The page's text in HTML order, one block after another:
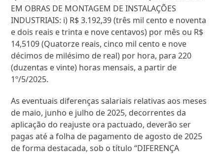
EM OBRAS DE MONTAGEM DE INSTALAÇÕES
INDUSTRIAIS: i) R$ 3.192,39 (três mil cento e noventa
e dois reais e trinta e nove centavos) por mês ou R$
14,5109 (Quatorze reais, cinco mil cento e nove
décimos de milésimo de real) por hora, para 220
(duzentas e vinte) horas mensais, a partir de
1º/5/2025.
As eventuais diferenças salariais relativas aos meses
de maio, junho e julho de 2025, decorrentes da
aplicação do reajuste ora pactuado, deverão ser
pagas até a folha de pagamento de agosto de 2025
de forma destacada, sob o título “DIFERENÇA